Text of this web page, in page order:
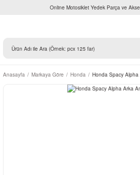
Online Motosiklet Yedek Parça ve
Anasayfa Markaya Göre Honda Honda Spacy Alpha